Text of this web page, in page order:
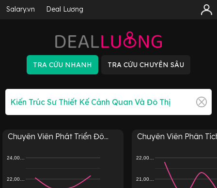
Salary.vn Deal Lương
Chuyên Viên Phát Triển Đô...
22,00…
24,00…
Chuyên Viên Phân
21,00…
22,00…